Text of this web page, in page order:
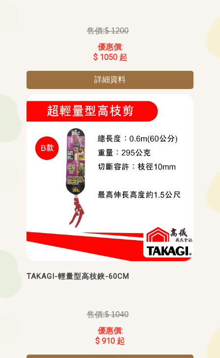
$ 1200
$ 1050 起
詳細資料
TAKAGI-輕量型高枝鋏-60CM
$ 1040
$ 910 起